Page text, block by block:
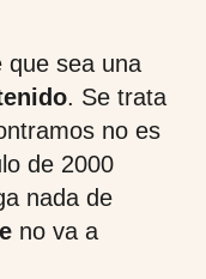
que sea una
. Se trata
no es
de 2000
nada de
no va a